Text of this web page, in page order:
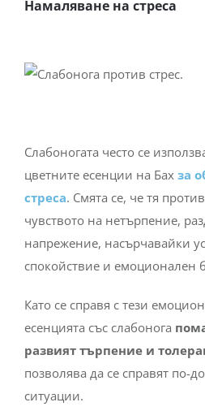
Намаляване на стреса
Слабоногата често се
цветните есенции на Бах за
стреса. Смята се, че тя
чувството на нетърпение,
напрежение, насърчавайки
спокойствие и емоционален
Като се справя с тези
есенцията със слабонога
развият търпение и
позволява да се справят по-
ситуации.